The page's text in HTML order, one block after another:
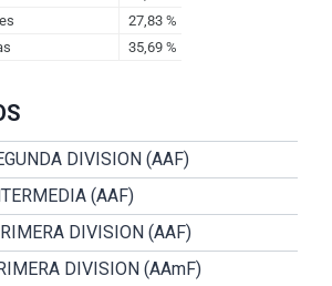
DIVISION (AAF)
(AAF)
DIVISION (AAF)
DIVISION (AAmF)